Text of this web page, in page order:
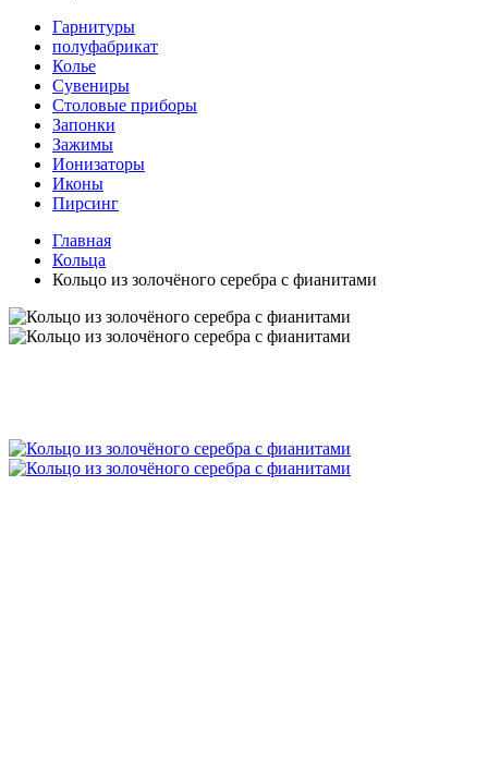
Гарнитуры
полуфабрикат
Колье
Сувениры
Столовые приборы
Запонки
Зажимы
Ионизаторы
Иконы
Пирсинг
Главная
Кольца
Кольцо из золочёного серебра с фианитами